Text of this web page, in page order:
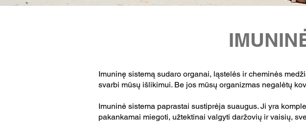
Imuninę sistemą sudaro organai, ląstelės ir cheminės
svarbi mūsų išlikimui. Be jos mūsų organizmas negalėtų
Imuninė sistema paprastai sustiprėja suaugus. Ji yra
pakankamai miegoti, užtektinai valgyti daržovių ir vaisių,